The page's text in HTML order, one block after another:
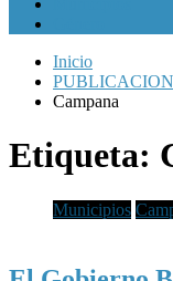
Inicio
Campana
Etiqueta:
Municipios